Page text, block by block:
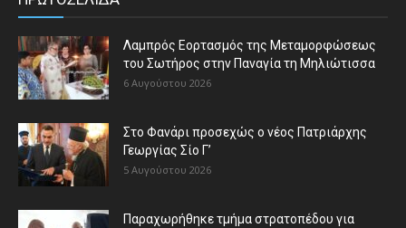
Λαμπρός Εορτασμός της Μεταμορφώσεως
του Σωτήρος στην Παναγία τη Μηλιώτισσα
6 Αυγούστου 2026
Στο Φανάρι προσεχώς ο νέος Πατριάρχης
Γεωργίας Σίο Γ’
5 Αυγούστου 2026
Παραχωρήθηκε τμήμα στρατοπέδου για